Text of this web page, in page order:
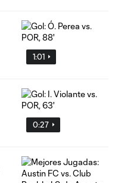
1:01
0:27